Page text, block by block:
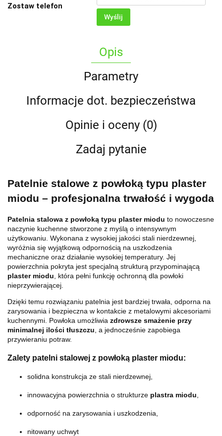
Zostaw telefon
Wyślij
Opis
Parametry
Informacje dot. bezpieczeństwa
Opinie i oceny (0)
Zadaj pytanie
Patelnie stalowe z powłoką typu plaster
miodu – profesjonalna trwałość i wygoda
Patelnia stalowa z powłoką typu plaster miodu to nowoczesne
naczynie kuchenne stworzone z myślą o intensywnym
użytkowaniu. Wykonana z wysokiej jakości stali nierdzewnej,
wyróżnia się wyjątkową odpornością na uszkodzenia
mechaniczne oraz działanie wysokiej temperatury. Jej
powierzchnia pokryta jest specjalną strukturą przypominającą
plaster miodu , która pełni funkcję ochronną dla powłoki
nieprzywierającej.
Dzięki temu rozwiązaniu patelnia jest bardziej trwała, odporna na
zarysowania i bezpieczna w kontakcie z metalowymi akcesoriami
kuchennymi. Powłoka umożliwia zdrowsze smażenie przy
minimalnej ilości tłuszczu , a jednocześnie zapobiega
przywieraniu potraw.
Zalety patelni stalowej z powłoką plaster miodu:
solidna konstrukcja ze stali nierdzewnej,
innowacyjna powierzchnia o strukturze plastra miodu
odporność na zarysowania i uszkodzenia,
nitowany uchwyt